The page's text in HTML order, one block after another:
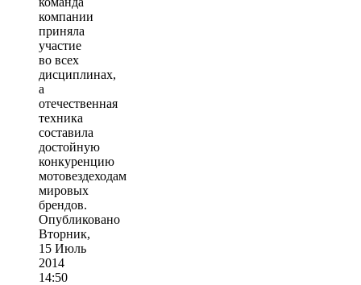
компании
приняла
участие
во всех
дисциплинах,
а
отечественная
техника
составила
достойную
конкуренцию
мотовездеходам
мировых
брендов.
Опубликовано
Вторник,
15 Июль
2014
14:50